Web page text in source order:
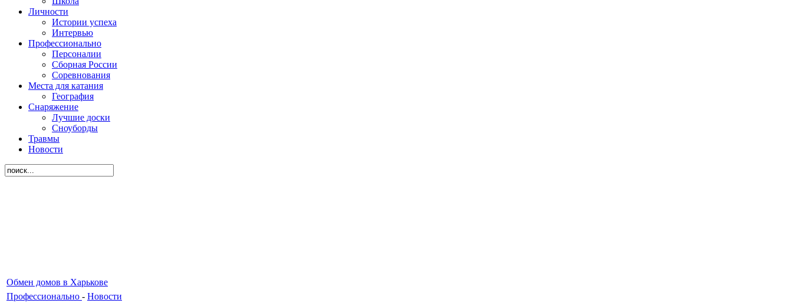
Личности
Истории успеха
Интервью
Профессионально
Персоналии
Сборная России
Соревнования
Места для катания
География
Снаряжение
Лучшие доски
Сноуборды
Травмы
Новости
Обмен домов в Харькове
Профессионально - Новости